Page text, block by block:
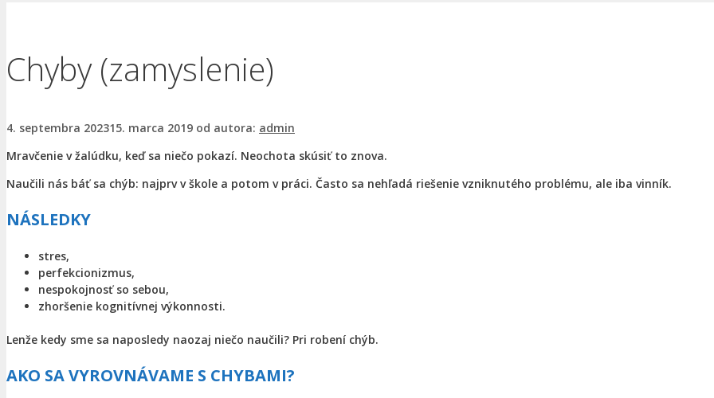
Chyby (zamyslenie)
4. septembra 202315. marca 2019 od autora: admin
Mravčenie v žalúdku, keď sa niečo pokazí. Neochota skúsiť to znova.
Naučili nás báť sa chýb: najprv v škole a potom v práci. Často sa nehľadá riešenie vzniknutého problému, ale iba vinník.
NÁSLEDKY
stres,
perfekcionizmus,
nespokojnosť so sebou,
zhoršenie kognitívnej výkonnosti.
Lenže kedy sme sa naposledy naozaj niečo naučili? Pri robení chýb.
AKO SA VYROVNÁVAME S CHYBAMI?